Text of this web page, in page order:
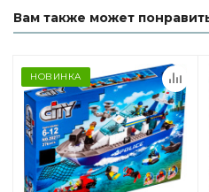
Вам также может
НОВИНКА